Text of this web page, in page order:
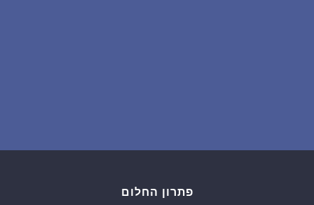
פתרון החלום